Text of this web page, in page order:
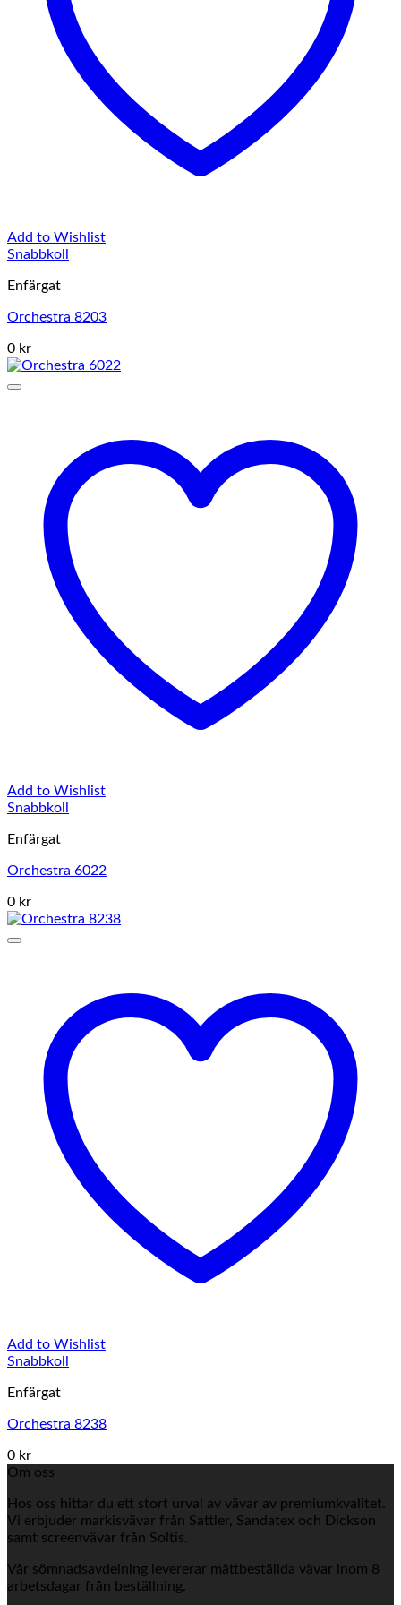
Add to Wishlist
Snabbkoll
Enfärgat
Orchestra 8203
0 kr
Add to Wishlist
Snabbkoll
Enfärgat
Orchestra 6022
0 kr
Add to Wishlist
Snabbkoll
Enfärgat
Orchestra 8238
0 kr
Om oss
Hos oss hittar du ett stort urval av vävar av premiumkvalitet.
Vi erbjuder markisvävar från Sattler, Sandatex och Dickson
samt screenvävar från Soltis.
Vår sömnadsavdelning levererar måttbeställda vävar inom 8
arbetsdagar från beställning.